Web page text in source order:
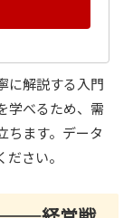
に解説する入門
学べるため、需
ちます。データ
さい。